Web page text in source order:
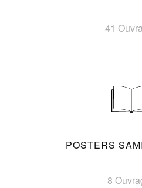
41
POSTERS
8